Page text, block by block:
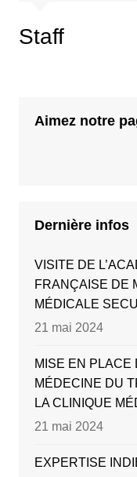
Staff
Aimez notre
Dernière infos
VISITE DE
FRANÇAISE DE
MÉDICALE
21 mai 2024
MISE EN PLACE
MÉDECINE DU
LA CLINIQUE
21 mai 2024
EXPERTISE